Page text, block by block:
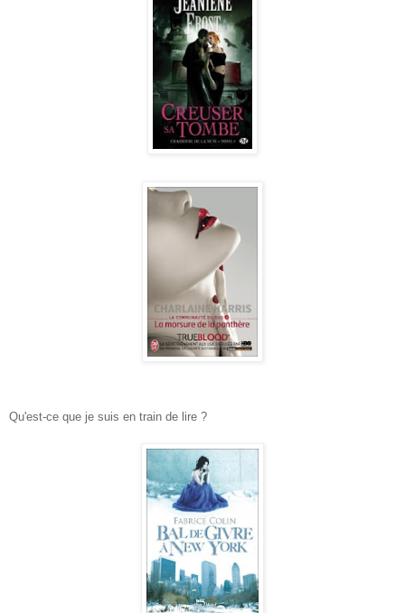
Qu'est-ce que je suis en train de lire ?